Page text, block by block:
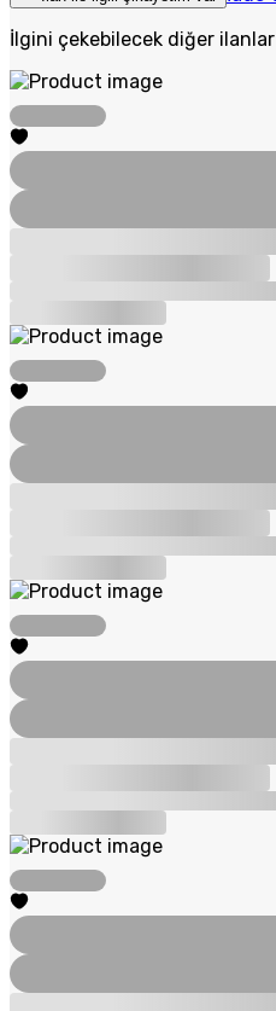
İlgini çekebilecek diğer ilanlar